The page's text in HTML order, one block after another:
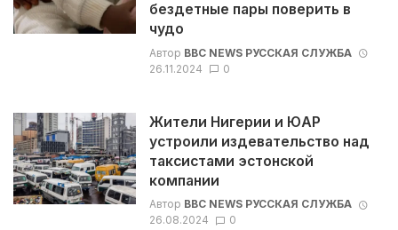
бездетные пары поверить в
чудо
Автор BBC NEWS РУССКАЯ СЛУЖБА
26.11.2024
0
Жители Нигерии и ЮАР
устроили издевательство над
таксистами эстонской
компании
Автор BBC NEWS РУССКАЯ СЛУЖБА
26.08.2024
0